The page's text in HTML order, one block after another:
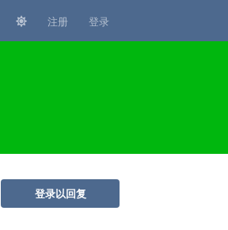
注册 登录
登录以回复